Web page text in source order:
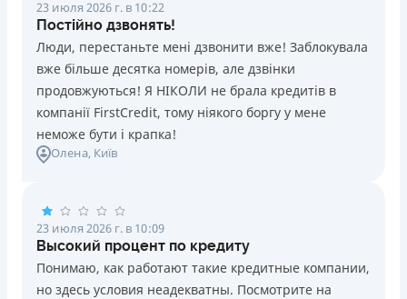
23 июля 2026 г. в 10:22
Постійно дзвонять!
Люди, перестаньте мені дзвонити вже! Заблокувала
вже більше десятка номерів, але дзвінки
продовжуються! Я НІКОЛИ не брала кредитів в
компанії FirstCredit, тому ніякого боргу у мене
неможе бути і крапка!
Олена, Київ
23 июля 2026 г. в 10:09
Высокий процент по кредиту
Понимаю, как работают такие кредитные компании,
но здесь условия неадекватны. Посмотрите на